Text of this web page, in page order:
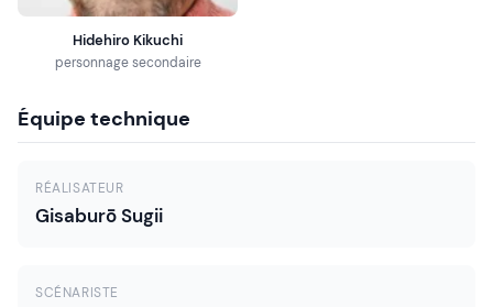
Hidehiro Kikuchi
personnage secondaire
Équipe technique
RÉALISATEUR
Gisaburō Sugii
SCÉNARISTE